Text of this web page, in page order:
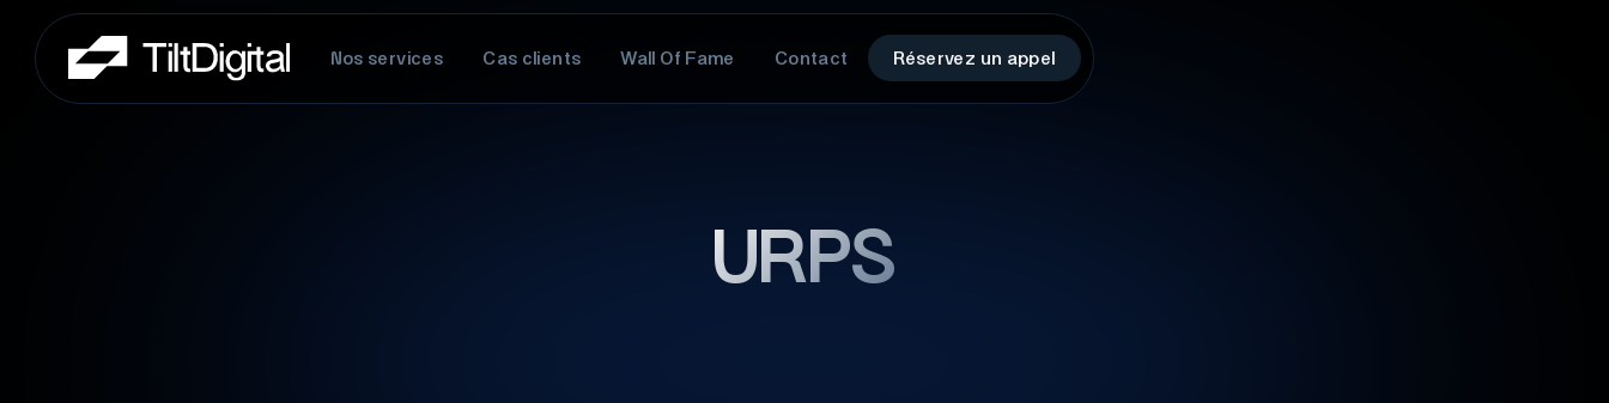
Nos services Cas clients Wall Of Fame Contact Réservez un appel
URPS